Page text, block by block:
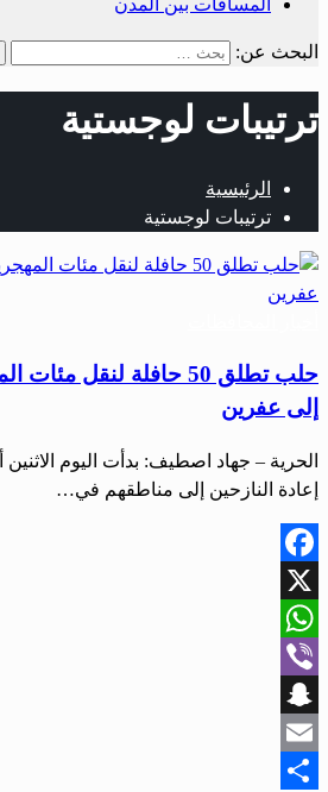
البحث عن:
ترتيبات لوجستية
الرئيسية
ترتيبات لوجستية
حلب تطلق 50 حافلة لنقل
إلى عفرين
الحرية – جهاد اصطيف: بدأت اليوم
إعادة النازحين إلى مناطقهم في…
Facebook
X
WhatsApp
Viber
Snapchat
Email